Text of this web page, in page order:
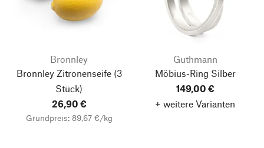
Bronnley
Bronnley Zitronenseife(3
Stück)
26,90 €
Grundpreis: 89,67 €/kg
Guthmann
Möbius-Ring Silber
149,00 €
+ weitere Varianten